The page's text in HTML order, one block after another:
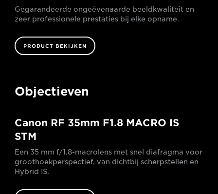
Gegarandeerde ongeëvenaarde beeldkwaliteit en
zeer professionele prestaties bij elke opname.
PRODUCT BEKIJKEN
Objectieven
Canon RF 35mm F1.8 MACRO IS
STM
Een 35 mm f/1.8-macrolens met snel diafragma voor
groothoekperspectief, van dichtbij scherpstellen en
Hybrid IS.